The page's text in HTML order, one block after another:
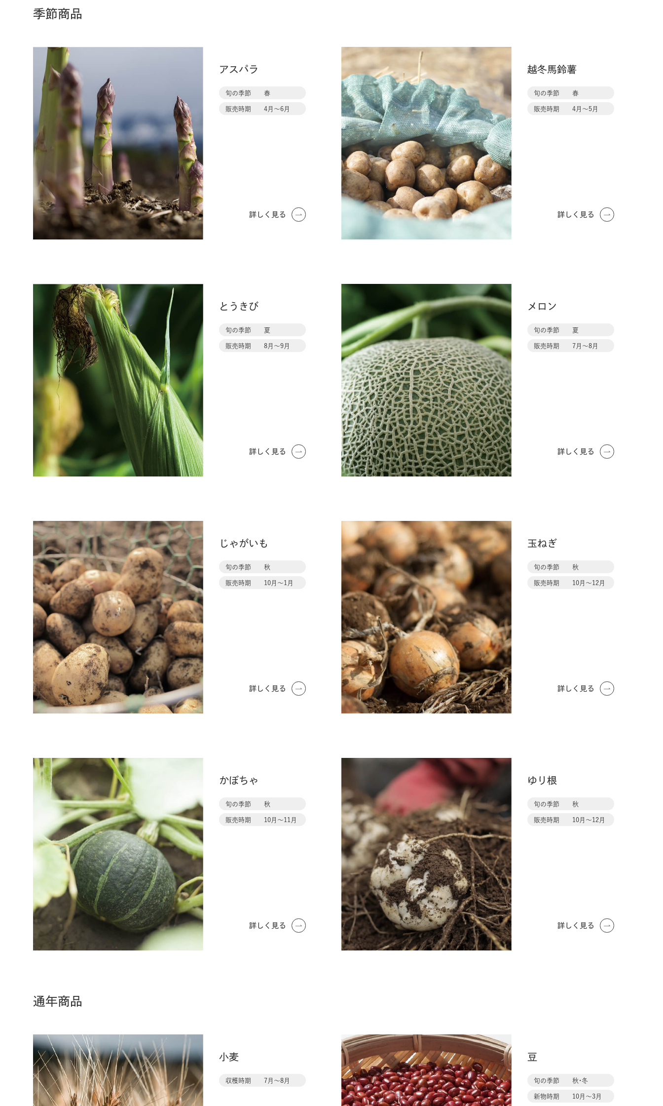
季節商品
アスパラ
旬の季節 春
販売時期 4月〜6月
詳しく見る
馬
鈴
薯
越冬馬鈴薯
旬の季節 春
販売時期 4月〜5月
詳しく見る
とうきび
旬の季節 夏
販売時期 8月〜9月
詳しく見る
メ
メロン
旬の季節 夏
販売時期 7月〜8月
詳しく見る
じ
ゃ
が
い
も
じゃがいも
旬の季節 秋
販売時期 10月〜1月
詳しく見る
ね
ぎ
玉ねぎ
旬の季節 秋
販売時期 10月〜12月
詳しく見る
か
ぼ
ち
かぼちゃ
旬の季節 秋
販売時期 10月〜11月
詳しく見る
根
ゆり根
旬の季節 秋
販売時期 10月〜12月
詳しく見る
通年商品
小
麦
小麦
収穫時期 7月〜8月
豆
豆
旬の季節 秋・冬
新物時期 10月〜3月